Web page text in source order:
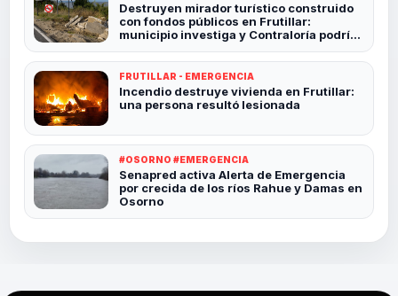
Destruyen mirador turístico construido
con fondos públicos en Frutillar:
municipio investiga y Contraloría podría
FRUTILLAR - EMERGENCIA
Incendio destruye vivienda en Frutillar:
una persona resultó lesionada
#OSORNO #EMERGENCIA
Senapred activa Alerta de Emergencia
por crecida de los ríos Rahue y Damas en
Osorno